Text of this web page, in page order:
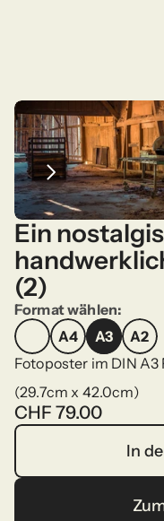
Ein
(2)
Format wählen:
A4
A4
A3
A3
A2
A2
Fotoposter im DIN A3
(29.7cm x 42.0cm)
CHF 79.00
In
In